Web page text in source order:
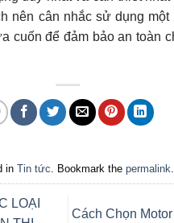
nên cân nhắc sử dụng
cuốn để đảm bảo an toàn
in Tin tức . Bookmark the permalink
LOẠI
Cách Chọn